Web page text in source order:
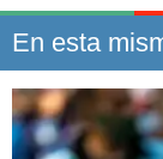
En esta